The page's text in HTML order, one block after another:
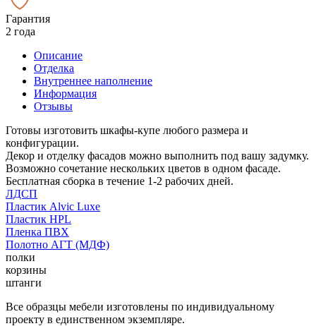
Гарантия
2 года
Описание
Отделка
Внутреннее наполнение
Информация
Отзывы
Готовы изготовить шкафы-купе любого размера и
конфигурации.
Декор и отделку фасадов можно выполнить под вашу задумку.
Возможно сочетание нескольких цветов в одном фасаде.
Бесплатная сборка в течение 1-2 рабочих дней.
ЛДСП
Пластик Alvic Luxe
Пластик HPL
Пленка ПВХ
Полотно АГТ (МДФ)
полки
корзины
штанги
Все образцы мебели изготовлены по индивидуальному
проекту в единственном экземпляре.